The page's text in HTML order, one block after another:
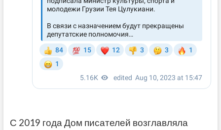
С 2019 года Дом писателей возглавляла